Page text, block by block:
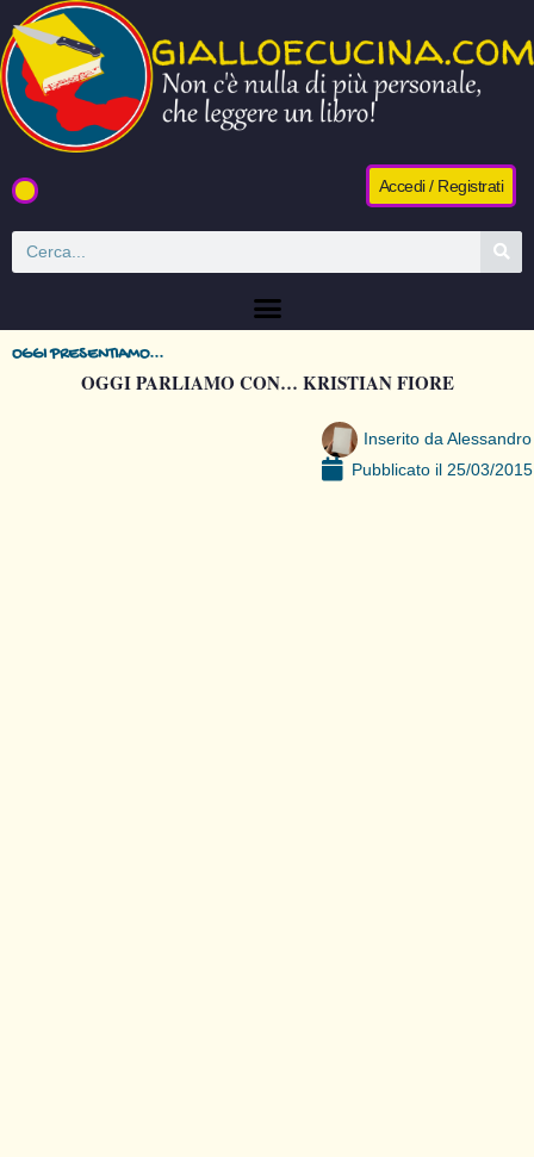
Accedi / Registrati
OGGI PRESENTIAMO...
OGGI PARLIAMO CON… KRISTIAN FIORE
Inserito da
Pubblicato il 25/03/2015